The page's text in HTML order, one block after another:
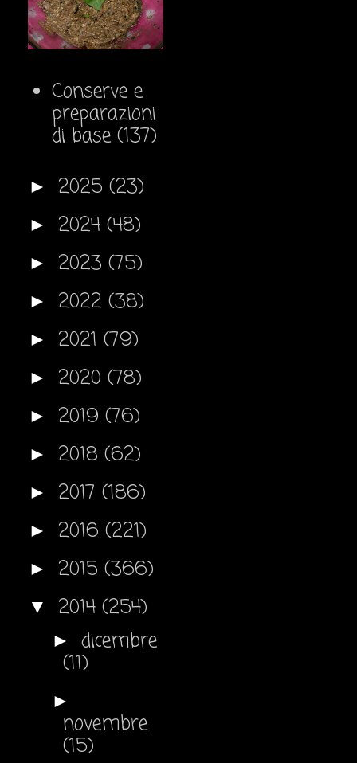
Conserve e
preparazioni
di base (137)
► 2025 (23)
► 2024 (48)
► 2023 (75)
► 2022 (38)
► 2021 (79)
► 2020 (78)
► 2019 (76)
► 2018 (62)
► 2017 (186)
► 2016 (221)
► 2015 (366)
▼ 2014 (254)
► dicembre
(11)
►
novembre
(15)